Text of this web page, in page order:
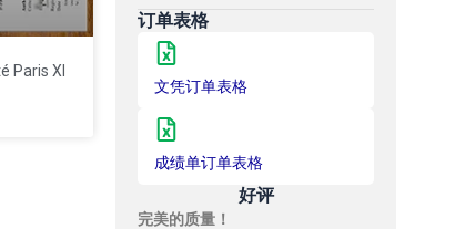
Paris XI
订单表格
文凭订单表格
成绩单订单表格
好评
完美的质量！